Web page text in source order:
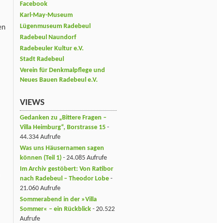
Facebook
Karl-May-Museum
Lügenmuseum Radebeul
Radebeul Naundorf
Radebeuler Kultur e.V.
Stadt Radebeul
Verein für Denkmalpflege und
Neues Bauen Radebeul e.V.
VIEWS
Gedanken zu „Bittere Fragen –
Villa Heimburg“, Borstrasse 15 -
44.334 Aufrufe
Was uns Häusernamen sagen
können (Teil 1) - 24.085 Aufrufe
Im Archiv gestöbert: Von Ratibor
nach Radebeul – Theodor Lobe -
21.060 Aufrufe
Sommerabend in der »Villa
Sommer« – ein Rückblick - 20.522
Aufrufe